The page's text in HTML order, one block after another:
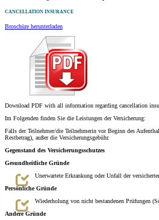
CANCELLATION INSURANCE
Broschüre herunterladen
Download PDF with all information regarding cancellation
Im Folgenden finden Sie die Leistungen der Versicherung:
Falls der Teilnehmer/die Teilnehmerin vor Beginn des
Restbetrag), außer die Versicherungsgebühr.
Gegenstand des Versicherungsschutzes
Gesundheitliche Gründe
Unerwartete Erkrankung oder Unfall der
Persönliche Gründe
Wiederholung von nicht bestandenen Prüfungen
Andere Gründe